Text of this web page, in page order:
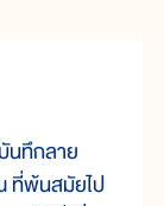
นทึกลาย
ที่พ้นสมัยไป